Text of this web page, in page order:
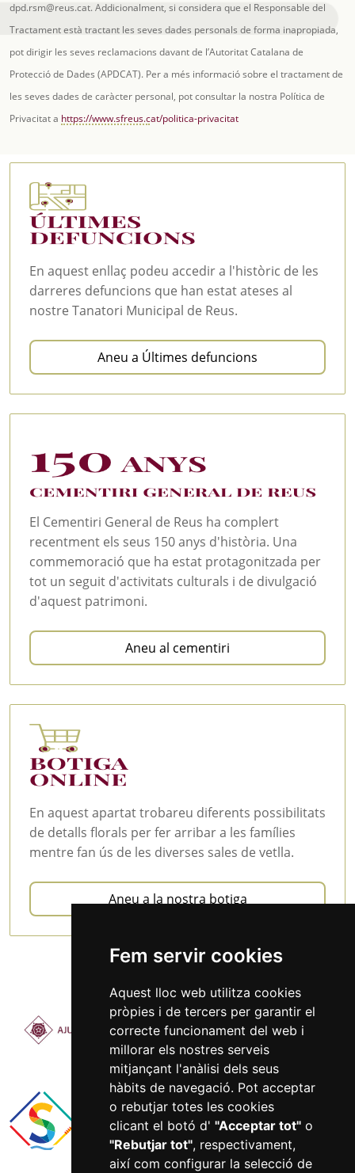
Fem servir cookies
Aquest lloc web utilitza cookies
pròpies i de tercers per garantir el
correcte funcionament del web i
millorar els nostres serveis
mitjançant l'anàlisi dels seus
hàbits de navegació. Pot acceptar
o rebutjar totes les cookies
clicant el botó d' "Acceptar tot"o
"Rebutjar tot", respectivament,
així com configurar la selecció de
dpd.rsm@reus.cat. Addicionalment, si considera que el Responsable del
Tractament està tractant les seves dades personals de forma inapropiada,
pot dirigir les seves reclamacions davant de l’Autoritat Catalana de
Protecció de Dades (APDCAT). Per a més informació sobre el tractament de
les seves dades de caràcter personal, pot consultar la nostra Política de
Privacitat a https://www.sfreus.cat/politica-privacitat
En aquest enllaç podeu accedir a l'històric de les
darreres defuncions que han estat ateses al
nostre Tanatori Municipal de Reus.
Aneu a Últimes defuncions
El Cementiri General de Reus ha complert
recentment els seus 150 anys d'història. Una
commemoració que ha estat protagonitzada per
tot un seguit d'activitats culturals i de divulgació
d'aquest patrimoni.
Aneu al cementiri
En aquest apartat trobareu diferents possibilitats
de detalls florals per fer arribar a les famílies
mentre fan ús de les diverses sales de vetlla.
Aneu a la nostra botiga